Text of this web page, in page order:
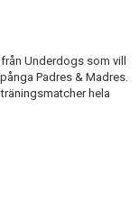
Underdogs som vill
Padres & Madres.
hela